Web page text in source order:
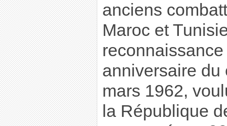
anciens
Maroc et
anniversaire du
mars 1962,
la République